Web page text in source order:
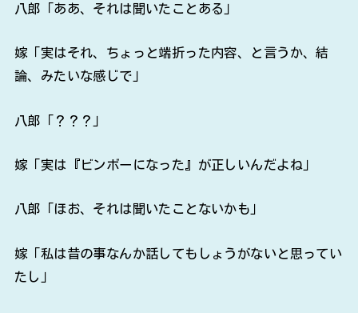
八郎「ああ、それは聞いたことある」
嫁「実はそれ、ちょっと端折った内容、と言うか、結
論、みたいな感じで」
八郎「？？？」
嫁「実は『ビンボーになった』が正しいんだよね」
八郎「ほお、それは聞いたことないかも」
嫁「私は昔の事なんか話してもしょうがないと思ってい
たし」